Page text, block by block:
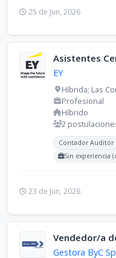
25 de Jun, 2026
Asistentes
EY
Híbrida; Las
Profesional
Híbrido
2
Carreras
Contador Auditor
Sin experiencia
23 de Jun, 2026
Vendedor/a
Gestora ByC